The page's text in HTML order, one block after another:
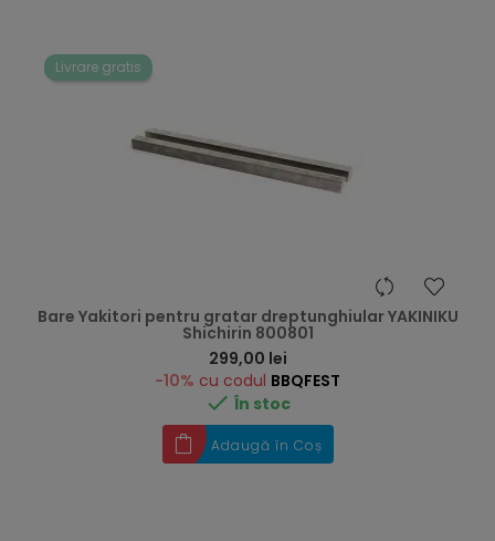
Livrare gratis
Bare Yakitori pentru gratar dreptunghiular YAKINIKU
Shichirin 800801
299,00 lei
-10% cu codul BBQFEST
 În stoc
Adaugă în Coș